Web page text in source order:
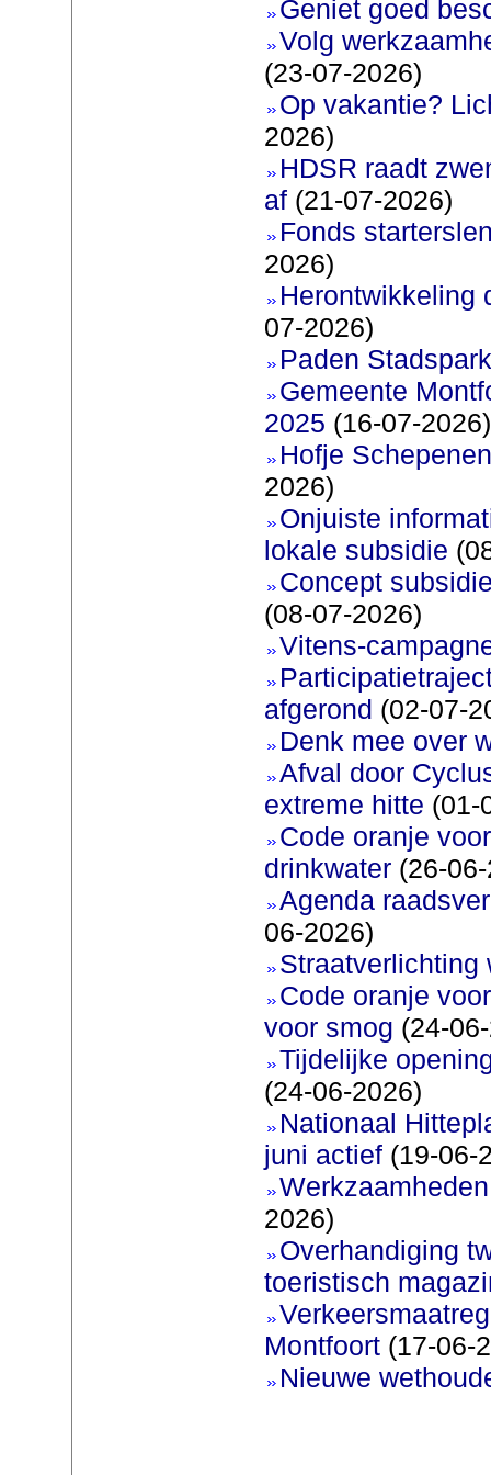
Geniet goed
Volg
(23-07-2026)
Op vakantie?
2026)
HDSR raadt
af(21-07-2026)
Fonds
2026)
Herontwikkeling
07-2026)
Paden
Gemeente
2025 (16-07-2026)
Hofje
2026)
Onjuiste
lokale subsidie
Concept
(08-07-2026)
Vitens-
afgerond (02-07-
Denk mee over
Afval door
extreme hitte (01-
Code oranje
drinkwater(26-06-
Agenda
06-2026)
Straatverlichting
Code oranje
voor smog (24-
Tijdelijke
(24-06-2026)
Nationaal
juni actief(19-06-
2026)
Overhandiging
toeristisch
Montfoort(17-06-
Nieuwe